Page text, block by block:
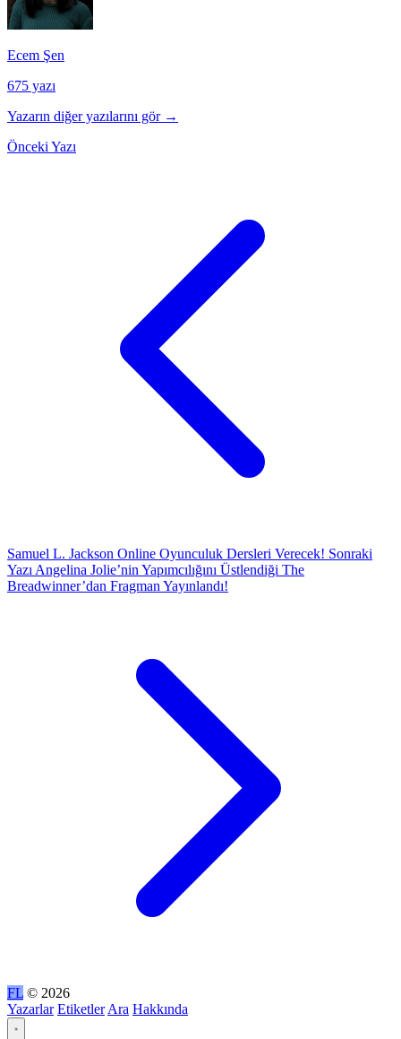
Ecem Şen
675 yazı
Yazarın diğer yazılarını gör →
Önceki Yazı
Samuel L. Jackson Online Oyunculuk Dersleri Verecek! Sonraki
Yazı Angelina Jolie’nin Yapımcılığını Üstlendiği The
Breadwinner’dan Fragman Yayınlandı!
FL © 2026
Yazarlar Etiketler Ara Hakkında